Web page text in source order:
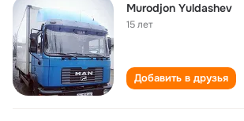
Murodjon Yuldashev
15 лет
Добавить в друзья